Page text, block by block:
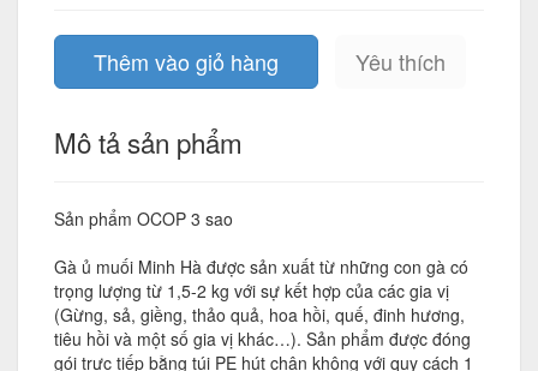
Thêm vào giỏ hàng Yêu thích
Mô tả sản phẩm
Sản phẩm OCOP 3 sao
Gà ủ muối Minh Hà được sản xuất từ những con gà có
trọng lượng từ 1,5-2 kg với sự kết hợp của các gia vị
(Gừng, sả, giềng, thảo quả, hoa hồi, quế, đinh hương,
tiêu hồi và một số gia vị khác…). Sản phẩm được đóng
gói trực tiếp bằng túi PE hút chân không với quy cách 1